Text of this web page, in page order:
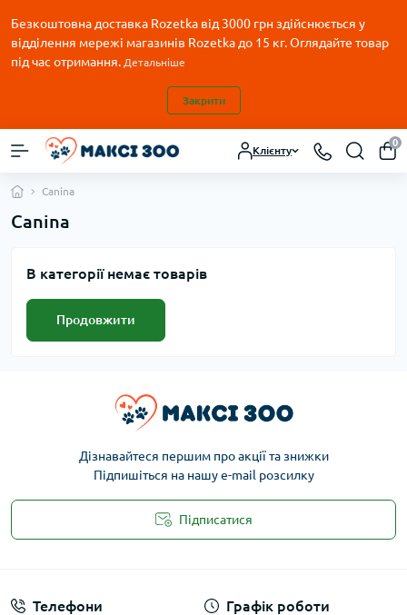
Безкоштовна доставка Rozetka від 3000 грн здійснюється у
відділення мережі магазинів Rozetka до 15 кг. Оглядайте товар
під час отримання. Детальніше
Закрити
Клієнту
0
Canina
Canina
В категорії немає товарів
Продовжити
Дізнавайтеся першим про акції та знижки
Підпишіться на нашу e-mail розсилку
Підписатися
Телефони Графік роботи